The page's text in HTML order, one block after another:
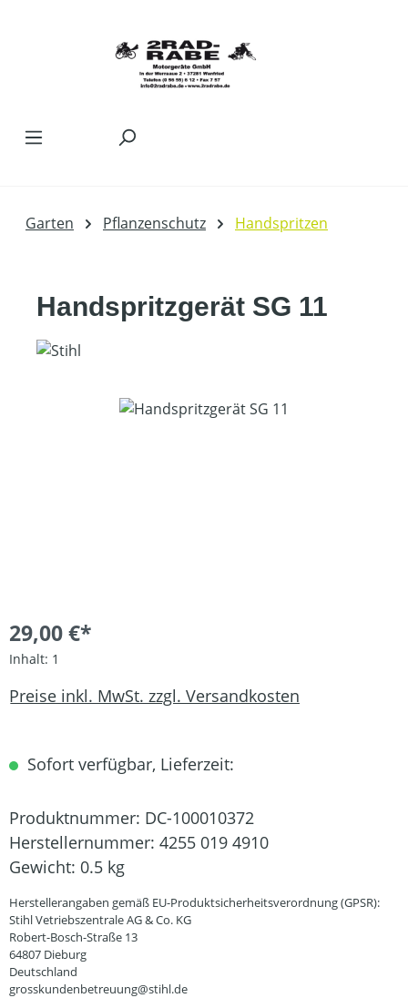
Garten Pflanzenschutz Handspritzen
Handspritzgerät SG 11
Bildergalerie überspringen
29,00 €*
Inhalt: 1
Preise inkl. MwSt. zzgl. Versandkosten
Sofort verfügbar, Lieferzeit:
Produktnummer: DC-100010372
Herstellernummer: 4255 019 4910
Gewicht: 0.5 kg
Herstellerangaben gemäß EU-Produktsicherheitsverordnung (GPSR):
Stihl Vetriebszentrale AG & Co. KG
Robert-Bosch-Straße 13
64807 Dieburg
Deutschland
grosskundenbetreuung@stihl.de